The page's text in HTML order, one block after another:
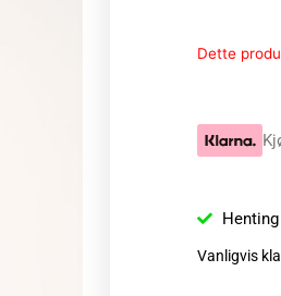
Dette
Vanligvis